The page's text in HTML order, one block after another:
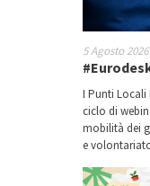
5 Agosto 2026
I Punti
ciclo di
mobilità dei
e